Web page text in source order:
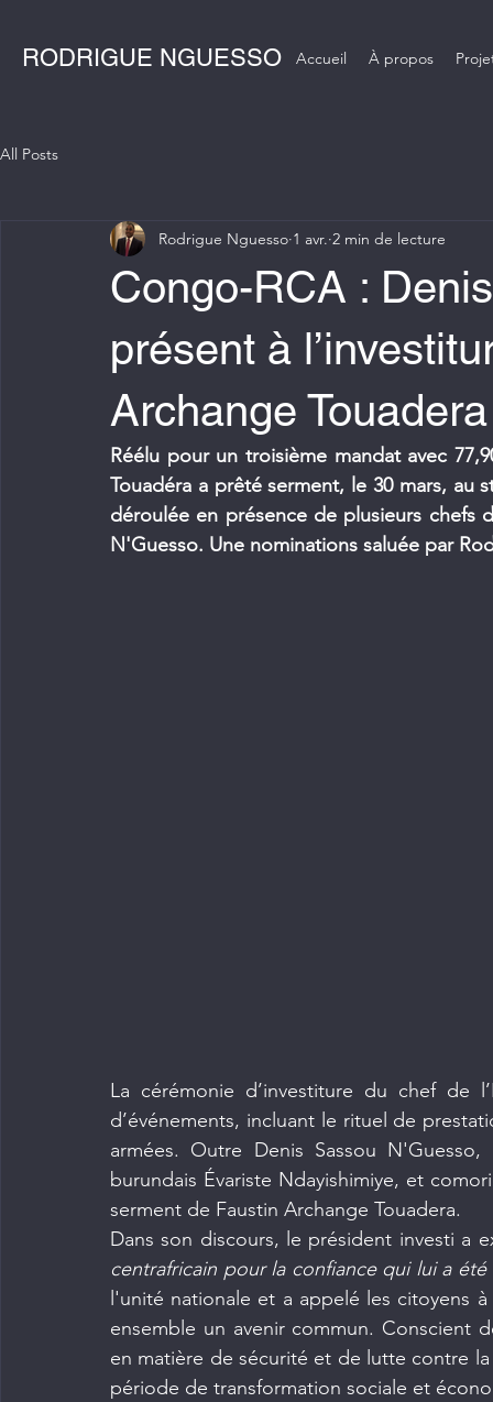
RODRIGUE NGUESSO Accueil À propos
All Posts
Congo-RCA :
présent à
Archange Touadera
Rodrigue Nguesso 1 avr. 2 min de lecture
Réélu pour un troisième mandat avec
Touadéra a prêté serment, le 30 mars, au
déroulée en présence de plusieurs chefs
N'Guesso. Une nominations saluée par
La cérémonie d’investiture du chef de
d’événements, incluant le rituel de
armées. Outre Denis Sassou
burundais Évariste Ndayishimiye, et
serment de Faustin Archange Touadera.
Dans son discours, le président investi a
centrafricain pour la confiance qui lui a été
l'unité nationale et a appelé les citoyens
ensemble un avenir commun. Conscient
en matière de sécurité et de lutte contre
période de transformation sociale et